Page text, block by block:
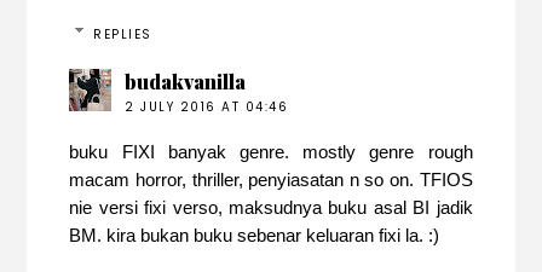
REPLIES
budakvanilla
2 JULY 2016 AT 04:46
buku FIXI banyak genre. mostly genre rough
macam horror, thriller, penyiasatan n so on. TFIOS
nie versi fixi verso, maksudnya buku asal BI jadik
BM. kira bukan buku sebenar keluaran fixi la. :)